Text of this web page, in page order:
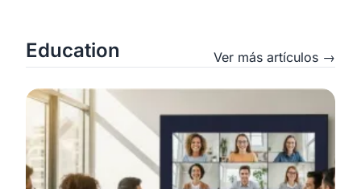
Education Ver más artículos →